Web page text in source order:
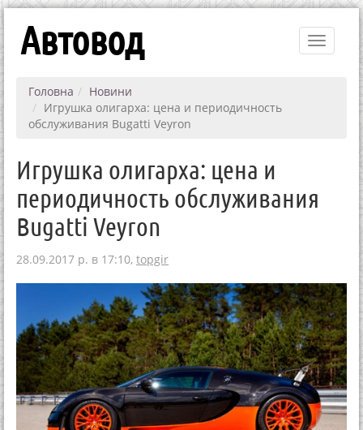
Toggle
Автовод
Головна
Новини
Игрушка олигарха: цена и периодичность
обслуживания Bugatti Veyron
Игрушка олигарха: цена и
периодичность обслуживания
Bugatti Veyron
28.09.2017 р. в 17:10, topgir